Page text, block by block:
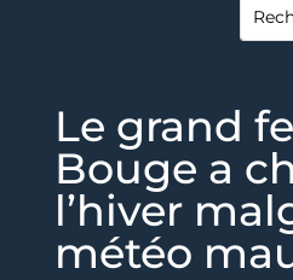
Le grand
Bouge a
l’hiver
météo